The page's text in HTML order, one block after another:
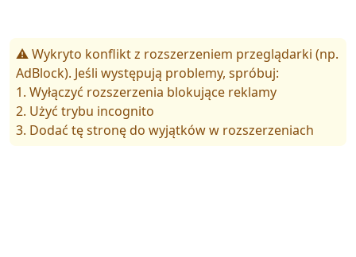
⚠️ Wykryto konflikt z rozszerzeniem przeglądarki (np.
AdBlock). Jeśli występują problemy, spróbuj:
1. Wyłączyć rozszerzenia blokujące reklamy
2. Użyć trybu incognito
3. Dodać tę stronę do wyjątków w rozszerzeniach